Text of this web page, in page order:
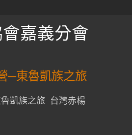
嘉義分會
─東魯凱族之旅
凱族之旅 台灣赤楊